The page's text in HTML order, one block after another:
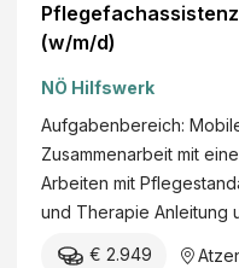
Pflegefachassistenz
(w/m/d)
NÖ Hilfswerk
Aufgabenbereich:
Zusammenarbeit mit
Arbeiten mit
und Therapie Anleitung
€ 2.949